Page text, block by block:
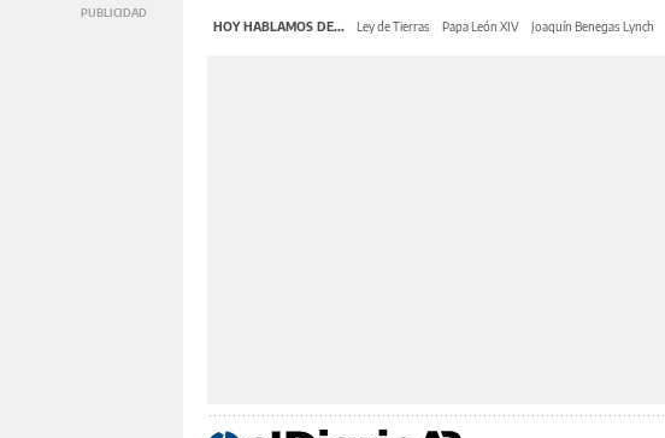
HOY HABLAMOS DE... Ley de Tierras Papa León XIV Joaquín Benegas Lynch